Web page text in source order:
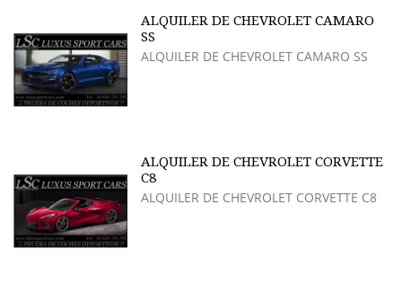
ALQUILER DE CHEVROLET CAMARO
SS
ALQUILER DE CHEVROLET CAMARO SS
ALQUILER DE CHEVROLET CORVETTE
C8
ALQUILER DE CHEVROLET CORVETTE C8